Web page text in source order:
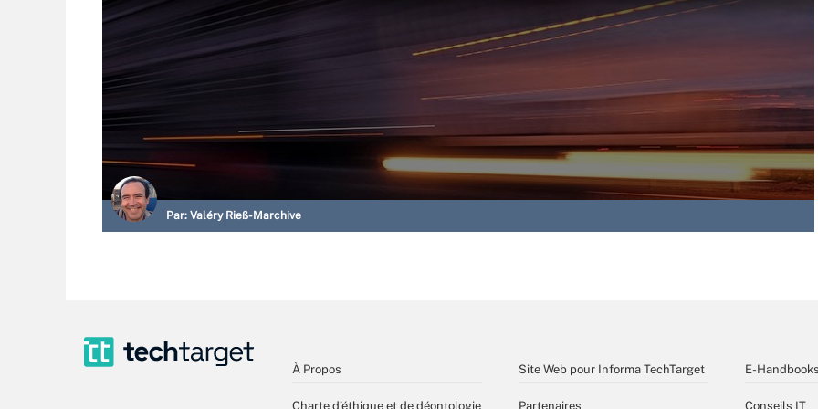
Par: Valéry Rieß-Marchive
À Propos
Charte d’éthique et de déontologie
Site Web pour Informa TechTarget
Partenaires
E-
Conseils IT